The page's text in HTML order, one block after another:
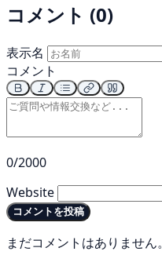
コメント (0)
表示名
コメント
0/2000
Website
コメントを投稿
まだコメントはありません。